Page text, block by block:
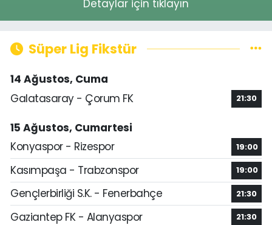
Detaylar için tıklayın
Süper Lig Fikstür
14 Ağustos, Cuma
Galatasaray - Çorum FK
21:30
15 Ağustos, Cumartesi
Konyaspor - Rizespor
19:00
Kasımpaşa - Trabzonspor 19:00
Gençlerbirliği S.K. - Fenerbahçe 21:30
Gaziantep FK - Alanyaspor 21:30